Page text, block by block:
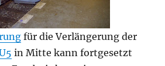
für die Verlängerung der
in Mitte kann fortgesetzt